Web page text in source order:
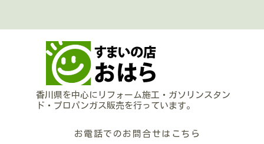
香川県を中心にリフォーム施工・ガソリンスタン
ド・プロパンガス販売を行っています。
お電話でのお問合せはこちら